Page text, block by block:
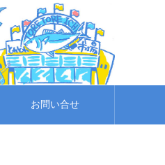
お問い合せ